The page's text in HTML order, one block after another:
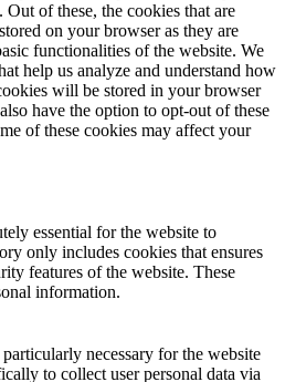
of these, the cookies that are
on your browser as they are
functionalities of the website. We
help us analyze and understand how
will be stored in your browser
have the option to opt-out of these
of these cookies may affect your
essential for the website to
only includes cookies that ensures
features of the website. These
information.
necessary for the website
to collect user personal data via